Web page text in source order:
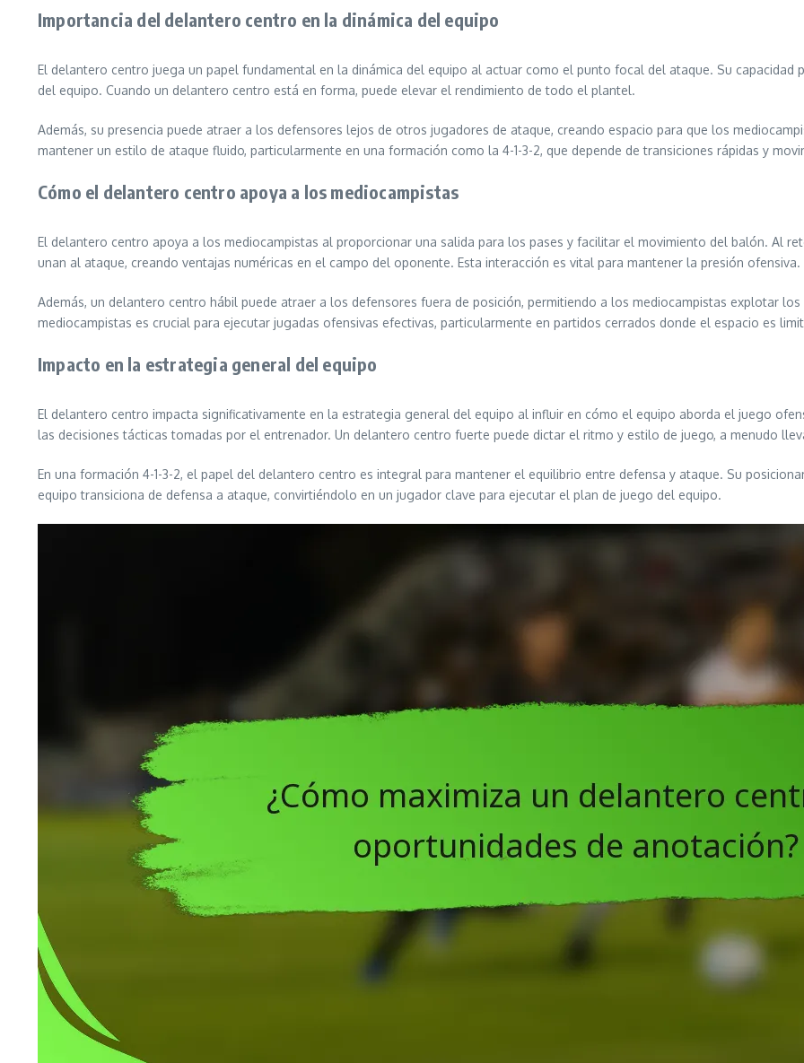
Importancia del delantero centro en la dinámica del equipo
El delantero centro juega un papel fundamental en la dinámica del equipo al actuar como el punto focal del ataque. Su
del equipo. Cuando un delantero centro está en forma, puede elevar el rendimiento de todo el plantel.
Además, su presencia puede atraer a los defensores lejos de otros jugadores de ataque, creando espacio para que los
mantener un estilo de ataque fluido, particularmente en una formación como la 4-1-3-2, que depende de transiciones rápidas y
Cómo el delantero centro apoya a los mediocampistas
El delantero centro apoya a los mediocampistas al proporcionar una salida para los pases y facilitar el movimiento del balón. Al
unan al ataque, creando ventajas numéricas en el campo del oponente. Esta interacción es vital para mantener la presión ofensiva.
Además, un delantero centro hábil puede atraer a los defensores fuera de posición, permitiendo a los mediocampistas explotar
mediocampistas es crucial para ejecutar jugadas ofensivas efectivas, particularmente en partidos cerrados donde el espacio es
Impacto en la estrategia general del equipo
El delantero centro impacta significativamente en la estrategia general del equipo al influir en cómo el equipo aborda el juego
las decisiones tácticas tomadas por el entrenador. Un delantero centro fuerte puede dictar el ritmo y estilo de juego, a menudo
En una formación 4-1-3-2, el papel del delantero centro es integral para mantener el equilibrio entre defensa y ataque. Su
equipo transiciona de defensa a ataque, convirtiéndolo en un jugador clave para ejecutar el plan de juego del equipo.